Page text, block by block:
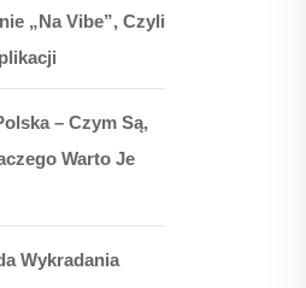
„na Vibe”, Czyli
– Czym Są,
Warto Je
Wykradania